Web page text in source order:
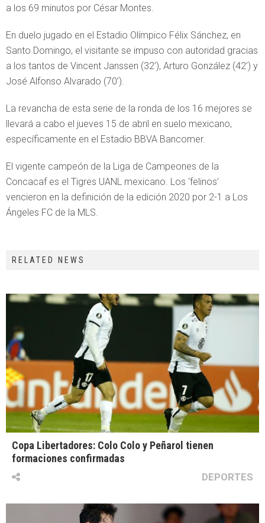
a los 69 minutos por César Montes.
En duelo jugado en el Estadio Olímpico Félix Sánchez, en
Santo Domingo, el visitante se impuso con autoridad gracias
a los tantos de Vincent Janssen (32’), Arturo González (42’) y
José Alfonso Alvarado (70’).
La revancha de esta serie de la ronda de los 16 mejores se
llevará a cabo el jueves 15 de abril en suelo mexicano,
específicamente en el Estadio BBVA Bancomer.
El vigente campeón de la Liga de Campeones de la
Concacaf es el Tigres UANL mexicano. Los ‘felinos’
vencieron en la definición de la edición 2020 por 2-1 a Los
Ángeles FC de la MLS.
RELATED NEWS
Copa Libertadores: Colo Colo y Peñarol tienen
formaciones confirmadas
DEPORTES